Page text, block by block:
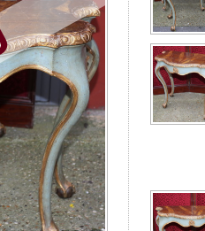
Paire de bougeoirs putti
tenant une torchère en
1 700 €